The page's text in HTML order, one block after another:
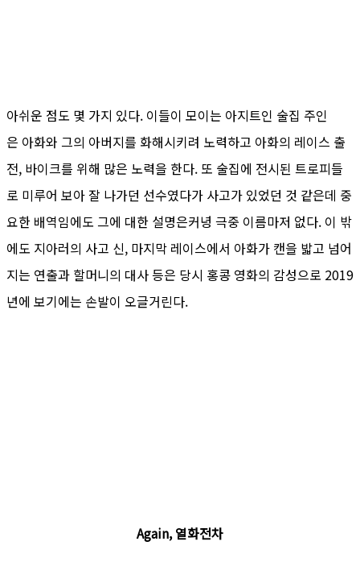
아쉬운 점도 몇 가지 있다. 이들이 모이는 아지트인 술집 주인
은 아화와 그의 아버지를 화해시키려 노력하고 아화의 레이스 출
전, 바이크를 위해 많은 노력을 한다. 또 술집에 전시된 트로피들
로 미루어 보아 잘 나가던 선수였다가 사고가 있었던 것 같은데 중
요한 배역임에도 그에 대한 설명은커녕 극중 이름마저 없다. 이 밖
에도 지아러의 사고 신, 마지막 레이스에서 아화가 캔을 밟고 넘어
지는 연출과 할머니의 대사 등은 당시 홍콩 영화의 감성으로 2019
년에 보기에는 손발이 오글거린다.
Again, 열화전차